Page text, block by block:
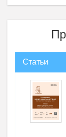
Статьи